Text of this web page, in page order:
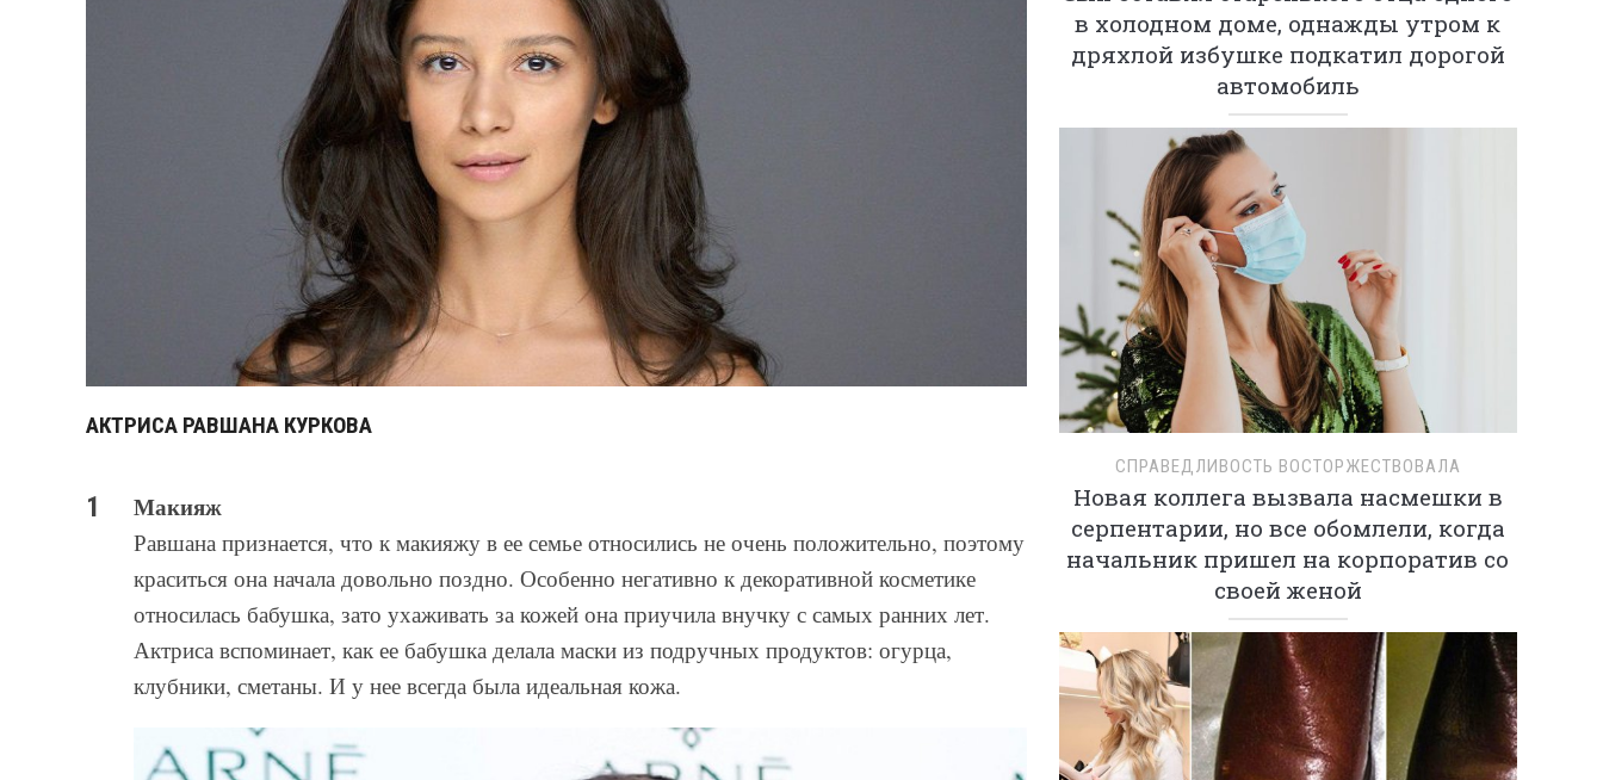
АКТРИСА РАВШАНА КУРКОВА
Макияж
Равшана признается, что к макияжу в ее семье относились не очень положительно, поэтому
краситься она начала довольно поздно. Особенно негативно к декоративной косметике
относилась бабушка, зато ухаживать за кожей она приучила внучку с самых ранних лет.
Актриса вспоминает, как ее бабушка делала маски из подручных продуктов: огурца,
клубники, сметаны. И у нее всегда была идеальная кожа.
в холодном доме, однажды утром к
дряхлой избушке подкатил дорогой
автомобиль
СПРАВЕДЛИВОСТЬ ВОСТОРЖЕСТВОВАЛА
Новая коллега вызвала насмешки в
серпентарии, но все обомлели, когда
начальник пришел на корпоратив со
своей женой